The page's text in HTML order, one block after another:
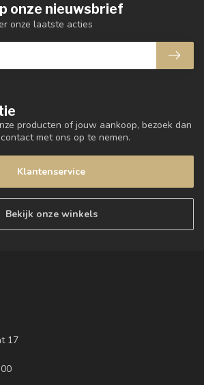
producten of jouw aankoop, bezoek dan
met ons op te nemen.
Klantenservice
Bekijk onze winkels
onze nieuwsbrief
onze laatste acties
17